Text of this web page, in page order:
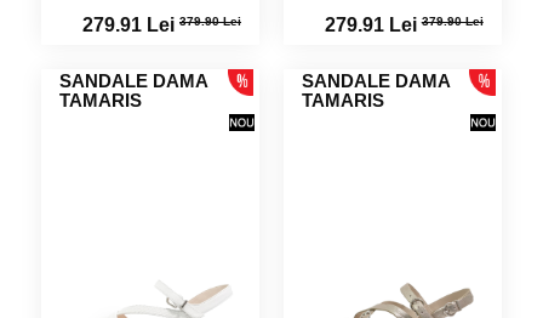
279.91 Lei 379.90 Lei 279.91 Lei379.90 Lei
SANDALE DAMA
TAMARIS
SANDALE DAMA
TAMARIS